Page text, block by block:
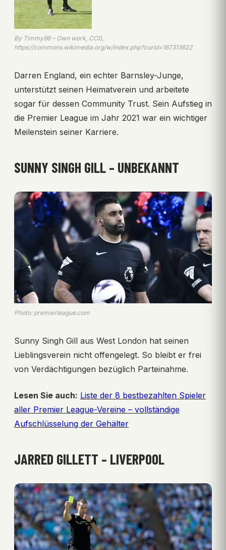
By Timmy96 – Own work, CC0,
https://commons.wikimedia.org/w/index.php?curid=167313622
Darren England, ein echter Barnsley-Junge,
unterstützt seinen Heimatverein und arbeitete
sogar für dessen Community Trust. Sein Aufstieg in
die Premier League im Jahr 2021 war ein wichtiger
Meilenstein seiner Karriere.
SUNNY SINGH GILL – UNBEKANNT
Photo: premierleague.com
Sunny Singh Gill aus West London hat seinen
Lieblingsverein nicht offengelegt. So bleibt er frei
von Verdächtigungen bezüglich Parteinahme.
Lesen Sie auch: Liste der 8 bestbezahlten Spieler
aller Premier League-Vereine – vollständige
Aufschlüsselung der Gehälter
JARRED GILLETT – LIVERPOOL